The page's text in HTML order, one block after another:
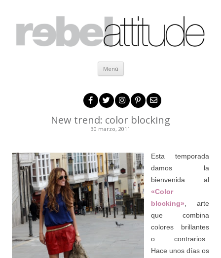
Menú Ir al contenido
New trend: color blocking
30 marzo, 2011
Esta temporada
damos la
bienvenida al
«Color
blocking», arte
que combina
colores brillantes
o contrarios.
Hace unos días os